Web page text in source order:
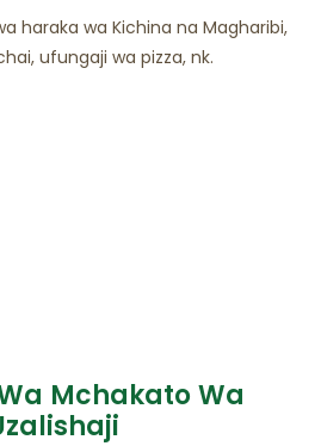
haraka wa Kichina na Magharibi,
ufungaji wa pizza, nk.
Mchakato Wa